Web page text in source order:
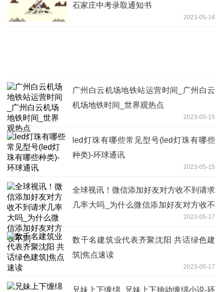
石家庄中考录取通知书
2023-05-16
广州白云机场地铁站运营时间_广州白云
机场地铁时间_世界观热点
2023-05-15
led灯珠有哪些常见型号(led灯珠有哪些
种类)-环球通讯
2023-05-15
全球视讯！微信添加好友对方收不到请求
几率大吗_为什么微信添加好友对方收不
2023-05-17
数千名建筑业代表齐聚沈阳 共话绿色建
筑|焦点速读
2023-05-17
兄妹上下缠绵_兄妹上下抽动缠绵小说-环